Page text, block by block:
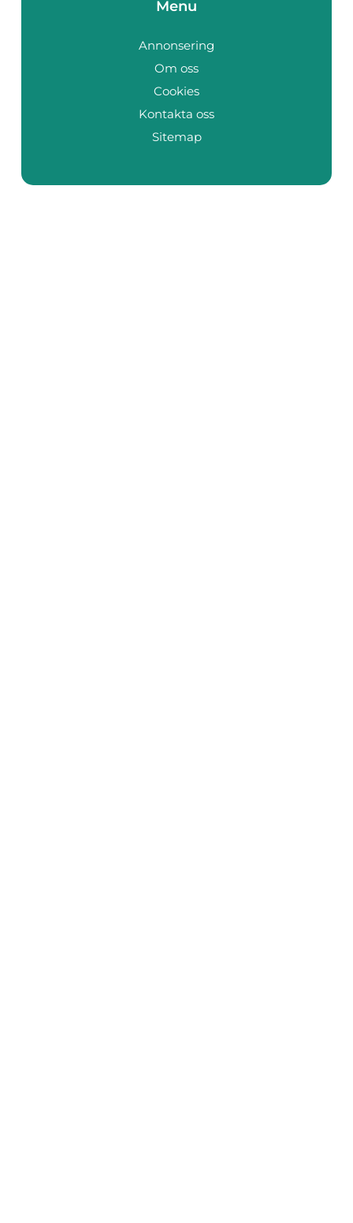
Menu
Annonsering
Om oss
Cookies
Kontakta oss
Sitemap